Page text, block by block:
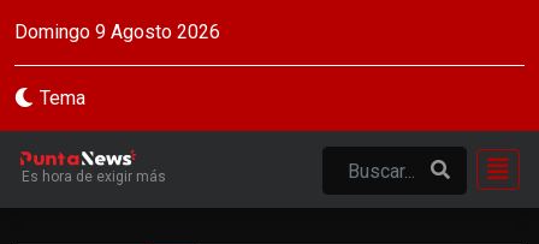
Domingo 9 Agosto 2026
Tema
Es hora de exigir más